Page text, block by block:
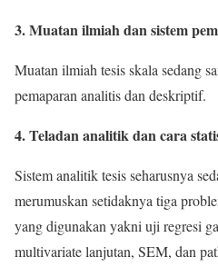
3. Muatan ilmiah dan sistem
Muatan ilmiah tesis skala sedang
pemaparan analitis dan deskriptif.
4. Teladan analitik dan cara
Sistem analitik tesis seharusnya
merumuskan setidaknya tiga
yang digunakan yakni uji regresi
multivariate lanjutan, SEM, dan